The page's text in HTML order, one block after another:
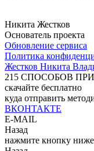
Никита Жестков
Основатель проекта
Обновление сервиса
Политика
Жестков Никита
215 СПОСОБОВ
скачайте бесплатно
куда отправить
ВКОНТАКТЕ
E-MAIL
Назад
нажмите кнопку ниже